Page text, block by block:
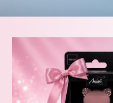
Sdílejte s námi
SLEDUJTE